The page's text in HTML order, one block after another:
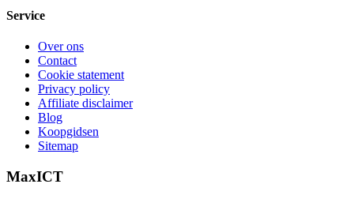
Service
Over ons
Contact
Cookie statement
Privacy policy
Affiliate disclaimer
Blog
Koopgidsen
Sitemap
MaxICT